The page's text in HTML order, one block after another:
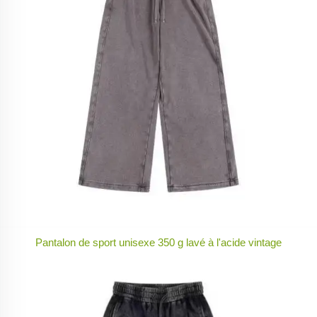
Pantalon de sport unisexe 350 g lavé à l'acide vintage